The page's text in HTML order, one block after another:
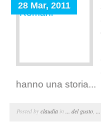
28 Mar, 2011
hanno una storia...
Posted byclaudia in ... del gusto